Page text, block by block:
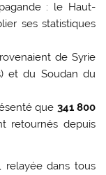
: le Haut-
ses statistiques
de Syrie
et du Soudan du
que 341 800
retournés depuis
relayée dans tous